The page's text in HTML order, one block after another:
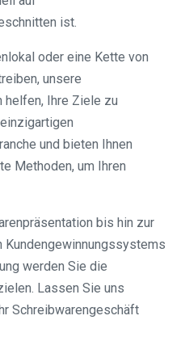
ist.
oder eine Kette von
unsere
helfen, Ihre Ziele zu
und bieten Ihnen
Methoden, um Ihren
bis hin zur
werden Sie die
Lassen Sie uns
Schreibwarengeschäft